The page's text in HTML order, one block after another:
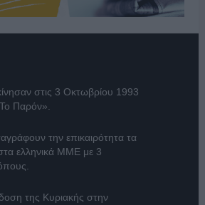
στις 3 Οκτωβρίου 1993
Παρόν».
την επικαιρότητα τα
ελληνικά ΜΜΕ με 3
της Κυριακής στην